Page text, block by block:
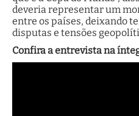
deveria representar um
entre os países, deixando
disputas e tensões
Confira a entrevista na